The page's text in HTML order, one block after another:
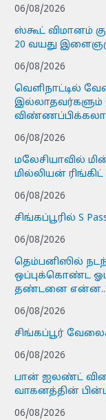
06/08/2026
ஸ்கூட் விமானம்
20 வயது
06/08/2026
வெளிநாட்டில்
06/08/2026
மலேசியாவில்
மில்லியன்
06/08/2026
சிங்கப்பூரில் S
06/08/2026
தெம்பனிஸில்
ஒப்புக்கொண்ட
தண்டனை
06/08/2026
சிங்கப்பூர்
06/08/2026
பான் ஐலண்ட்
வாகனத்தின்
06/08/2026